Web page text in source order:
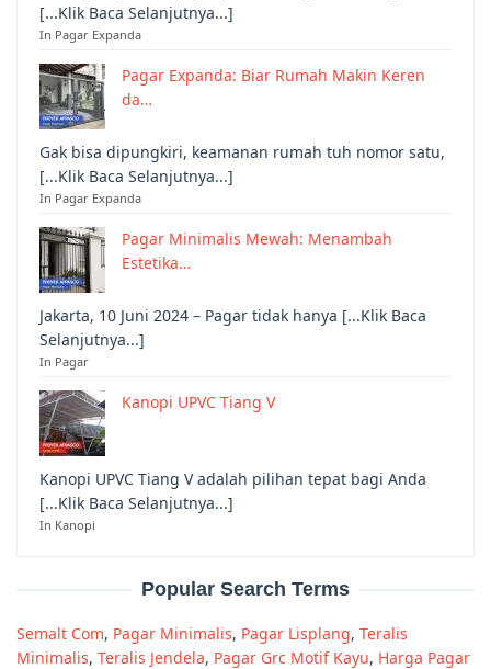
[...Klik Baca Selanjutnya...]
In Pagar Expanda
Pagar Expanda: Biar Rumah Makin Keren
da…
Gak bisa dipungkiri, keamanan rumah tuh nomor satu,
[...Klik Baca Selanjutnya...]
In Pagar Expanda
Pagar Minimalis Mewah: Menambah
Estetika…
Jakarta, 10 Juni 2024 – Pagar tidak hanya [...Klik Baca
Selanjutnya...]
In Pagar
Kanopi UPVC Tiang V
Kanopi UPVC Tiang V adalah pilihan tepat bagi Anda
[...Klik Baca Selanjutnya...]
In Kanopi
Popular Search Terms
Semalt Com, Pagar Minimalis, Pagar Lisplang, Teralis
Minimalis, Teralis Jendela, Pagar Grc Motif Kayu, Harga Pagar